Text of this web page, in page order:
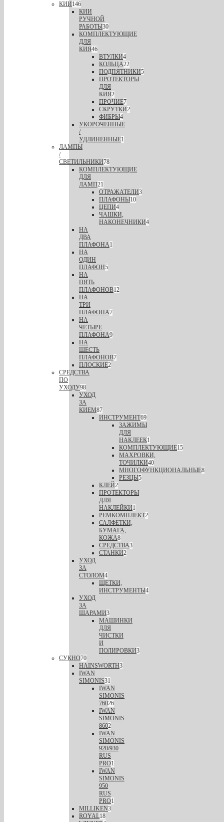
КИИ146
КИИ
РУЧНОЙ
РАБОТЫ30
КОМПЛЕКТУЮЩИЕ
ДЛЯ
КИЯ46
ВТУЛКИ4
КОЛЬЦА22
ПОДПЯТНИКИ5
ПРОТЕКТОРЫ
ДЛЯ
КИЯ2
ПРОЧИЕ7
СКРУТКИ2
ФИБРЫ4
УКОРОЧЕННЫЕ
/
УДЛИНЕННЫЕ1
ЛАМПЫ
/
СВЕТИЛЬНИКИ78
КОМПЛЕКТУЮЩИЕ
ДЛЯ
ЛАМП21
ОТРАЖАТЕЛИ3
ПЛАФОНЫ10
ЦЕПИ4
ЧАШКИ,
НАКОНЕЧНИКИ4
НА
ДВА
ПЛАФОНА1
НА
ОДИН
ПЛАФОН5
НА
ПЯТЬ
ПЛАФОНОВ12
НА
ТРИ
ПЛАФОНА7
НА
ЧЕТЫРЕ
ПЛАФОНА9
НА
ШЕСТЬ
ПЛАФОНОВ7
ПЛОСКИЕ2
СРЕДСТВА
ПО
УХОДУ98
УХОД
ЗА
КИЕМ87
ИНСТРУМЕНТ69
ЗАЖИМЫ
ДЛЯ
НАКЛЕЕК1
КОМПЛЕКТУЮЩИЕ15
МАХРОВКИ,
ТОЧИЛКИ40
МНОГОФУНКЦИОНАЛЬНЫЕ8
РЕЗЦЫ5
КЛЕЙ2
ПРОТЕКТОРЫ
ДЛЯ
НАКЛЕЙКИ1
РЕМКОМПЛЕКТ2
САЛФЕТКИ,
БУМАГА,
КОЖА8
СРЕДСТВА3
СТАНКИ2
УХОД
ЗА
СТОЛОМ4
ЩЕТКИ,
ИНСТРУМЕНТЫ4
УХОД
ЗА
ШАРАМИ3
МАШИНКИ
ДЛЯ
ЧИСТКИ
И
ПОЛИРОВКИ3
СУКНО70
HAINSWORTH3
IWAN
SIMONIS31
IWAN
SIMONIS
76026
IWAN
SIMONIS
8602
IWAN
SIMONIS
920/930
RUS
PRO1
IWAN
SIMONIS
950
RUS
PRO1
MILLIKEN3
ROYAL18